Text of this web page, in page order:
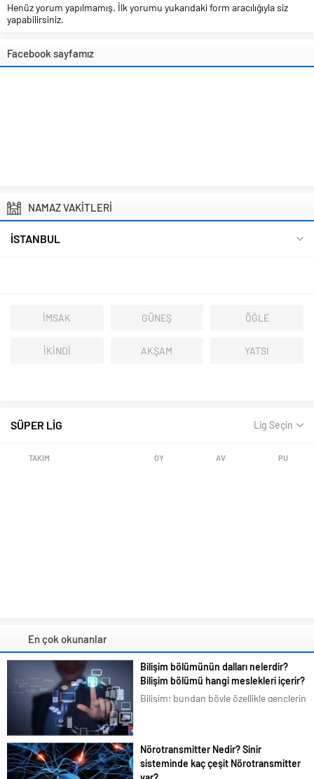
Henüz yorum yapılmamış. İlk yorumu yukarıdaki form aracılığıyla siz
yapabilirsiniz.
Facebook sayfamız
NAMAZ VAKİTLERİ
İSTANBUL
İMSAK GÜNEŞ ÖĞLE
İKİNDİ AKŞAM YATSI
Lig Seçin
SÜPER LİG
TAKIM OY AV PU
En çok okunanlar
Bilişim bölümünün dalları nelerdir?
Bilişim bölümü hangi meslekleri içerir?
Bilişim; bundan böyle özellikle gençlerin
en basit bir şeyi bile akıllı telefonlarımız
üzerindeki uygulamalardan...
Nörotransmitter Nedir? Sinir
sisteminde kaç çeşit Nörotransmitter